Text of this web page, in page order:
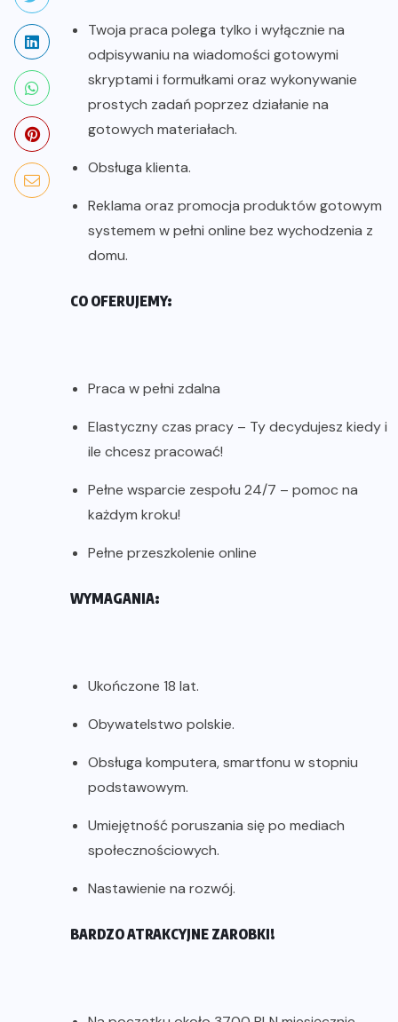
Twoja praca polega tylko i wyłącznie na
odpisywaniu na wiadomości gotowymi
skryptami i formułkami oraz wykonywanie
prostych zadań poprzez działanie na
gotowych materiałach.
Obsługa klienta.
Reklama oraz promocja produktów gotowym
systemem w pełni online bez wychodzenia z
domu.
CO OFERUJEMY:
Praca w pełni zdalna
Elastyczny czas pracy – Ty decydujesz kiedy i
ile chcesz pracować!
Pełne wsparcie zespołu 24/7 – pomoc na
każdym kroku!
Pełne przeszkolenie online
WYMAGANIA:
Ukończone 18 lat.
Obywatelstwo polskie.
Obsługa komputera, smartfonu w stopniu
podstawowym.
Umiejętność poruszania się po mediach
społecznościowych.
Nastawienie na rozwój.
BARDZO ATRAKCYJNE ZAROBKI!